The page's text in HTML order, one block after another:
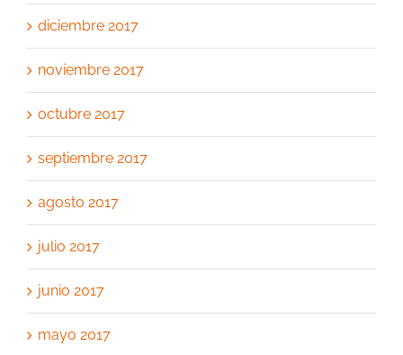
diciembre 2017
noviembre 2017
octubre 2017
septiembre 2017
agosto 2017
julio 2017
junio 2017
mayo 2017